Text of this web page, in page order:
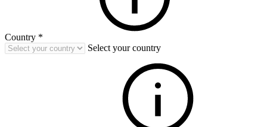
Country *
Select your country